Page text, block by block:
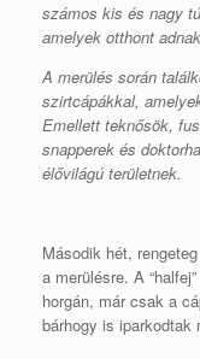
számos kis és nagy
amelyek otthont
A merülés során
szirtcápákkal,
Emellett teknősök,
snapperek és
élővilágú területnek.
Második hét,
a merülésre. A
horgán, már csak a
bárhogy is iparkodtak